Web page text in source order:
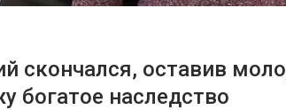
скончался, оставив
богатое наследство